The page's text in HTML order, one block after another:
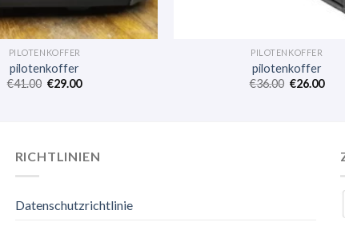
PILOTENKOFFER
pilotenkoffer
€41.00 €29.00
PILOTENKOFFER
pilotenkoffer
€36.00 €26.00
RICHTLINIEN
Datenschutzrichtlinie